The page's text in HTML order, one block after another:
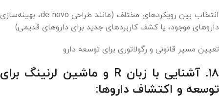
انتخاب بین رویکردهای مختلف (مانند طراحی de novo، بهینه‌سازی
داروهای موجود، یا کشف کاربردهای جدید برای داروهای قدیمی)
تعیین مسیر قانونی و رگولاتوری برای توسعه دارو
۱۸. آشنایی با زبان R و ماشین لرنینگ برای
توسعه و اکتشاف داروها: